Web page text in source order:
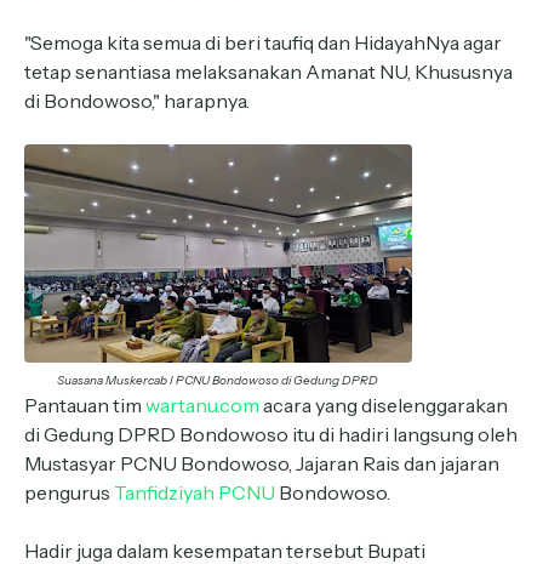
"Semoga kita semua di beri taufiq dan HidayahNya agar
tetap senantiasa melaksanakan Amanat NU, Khususnya
di Bondowoso," harapnya.
Suasana Muskercab I PCNU Bondowoso di Gedung DPRD
Pantauan tim wartanu.com acara yang diselenggarakan
di Gedung DPRD Bondowoso itu di hadiri langsung oleh
Mustasyar PCNU Bondowoso, Jajaran Rais dan jajaran
pengurus Tanfidziyah PCNU Bondowoso.
Hadir juga dalam kesempatan tersebut Bupati